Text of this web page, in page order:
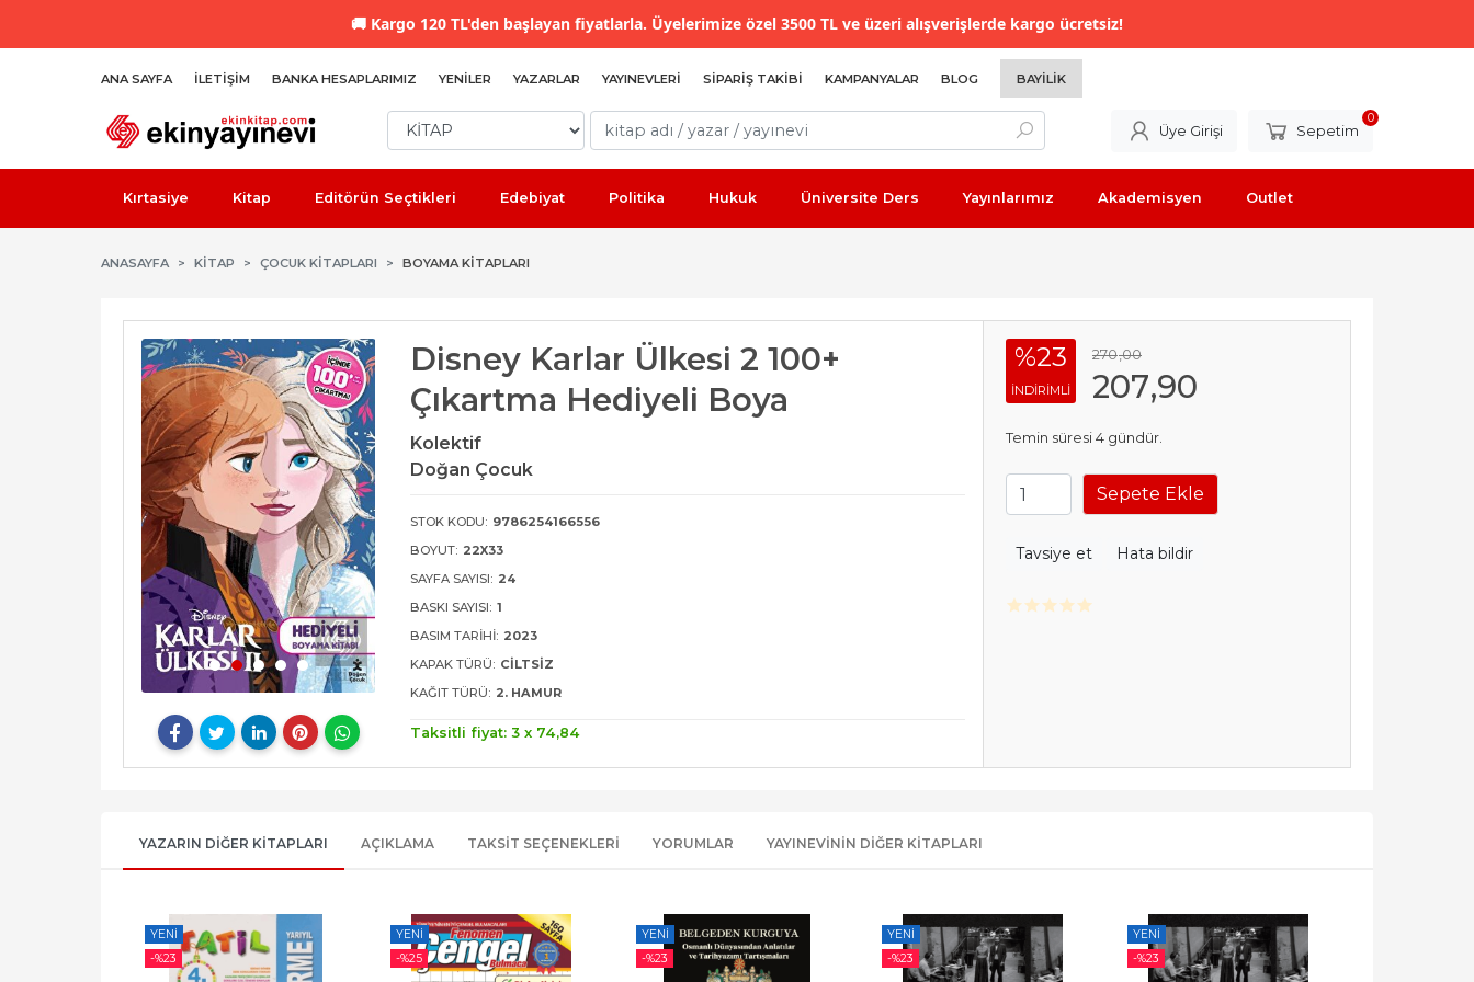
🚚 Kargo 120 TL'den başlayan fiyatlarla. Üyelerimize özel 3500 TL ve üzeri alışverişlerde kargo ücretsiz!
ANA SAYFA İLETIŞIM BANKA HESAPLARIMIZ YENILER YAZARLAR YAYINEVLERI SIPARIŞ TAKIBI KAMPANYALAR BLOG BAYILIK
Üye Girişi Sepetim
0
Kırtasiye Kitap Editörün Seçtikleri Edebiyat Politika Hukuk Üniversite Ders Yayınlarımız Akademisyen Outlet
ANASAYFA KİTAP ÇOCUK KITAPLARI BOYAMA KITAPLARI
Disney Karlar Ülkesi 2 100+
Çıkartma Hediyeli Boya
Kolektif
Doğan Çocuk
STOK KODU: 9786254166556
BOYUT: 22X33
SAYFA SAYISI: 24
BASKI SAYISI: 1
BASIM TARIHI: 2023
KAPAK TÜRÜ: CILTSIZ
KAĞIT TÜRÜ: 2. HAMUR
Taksitli fiyat: 3 x 74,84
%23
INDIRIMLI
270,00
207,90
Temin süresi 4 gündür.
Sepete Ekle
Tavsiye et Hata bildir
YAZARIN DIĞER KITAPLARI AÇIKLAMA TAKSIT SEÇENEKLERI YORUMLAR YAYINEVININ DIĞER KITAPLARI
YENI
-%23
YENI
-%25
YENI
-%23
YENI
-%23
YENI
-%23